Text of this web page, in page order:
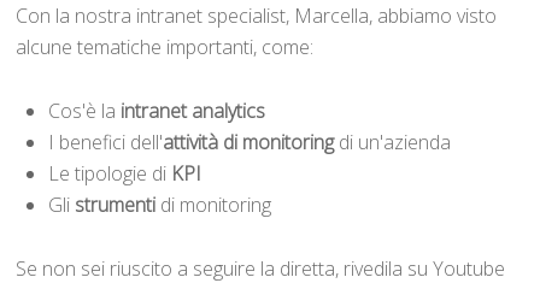
Con la nostra intranet specialist, Marcella, abbiamo visto
alcune tematiche importanti, come:
Cos'è la intranet analytics
I benefici dell'attività di monitoringdi un'azienda
Le tipologie di KPI
Gli strumenti di monitoring
Se non sei riuscito a seguire la diretta, rivedila su Youtube